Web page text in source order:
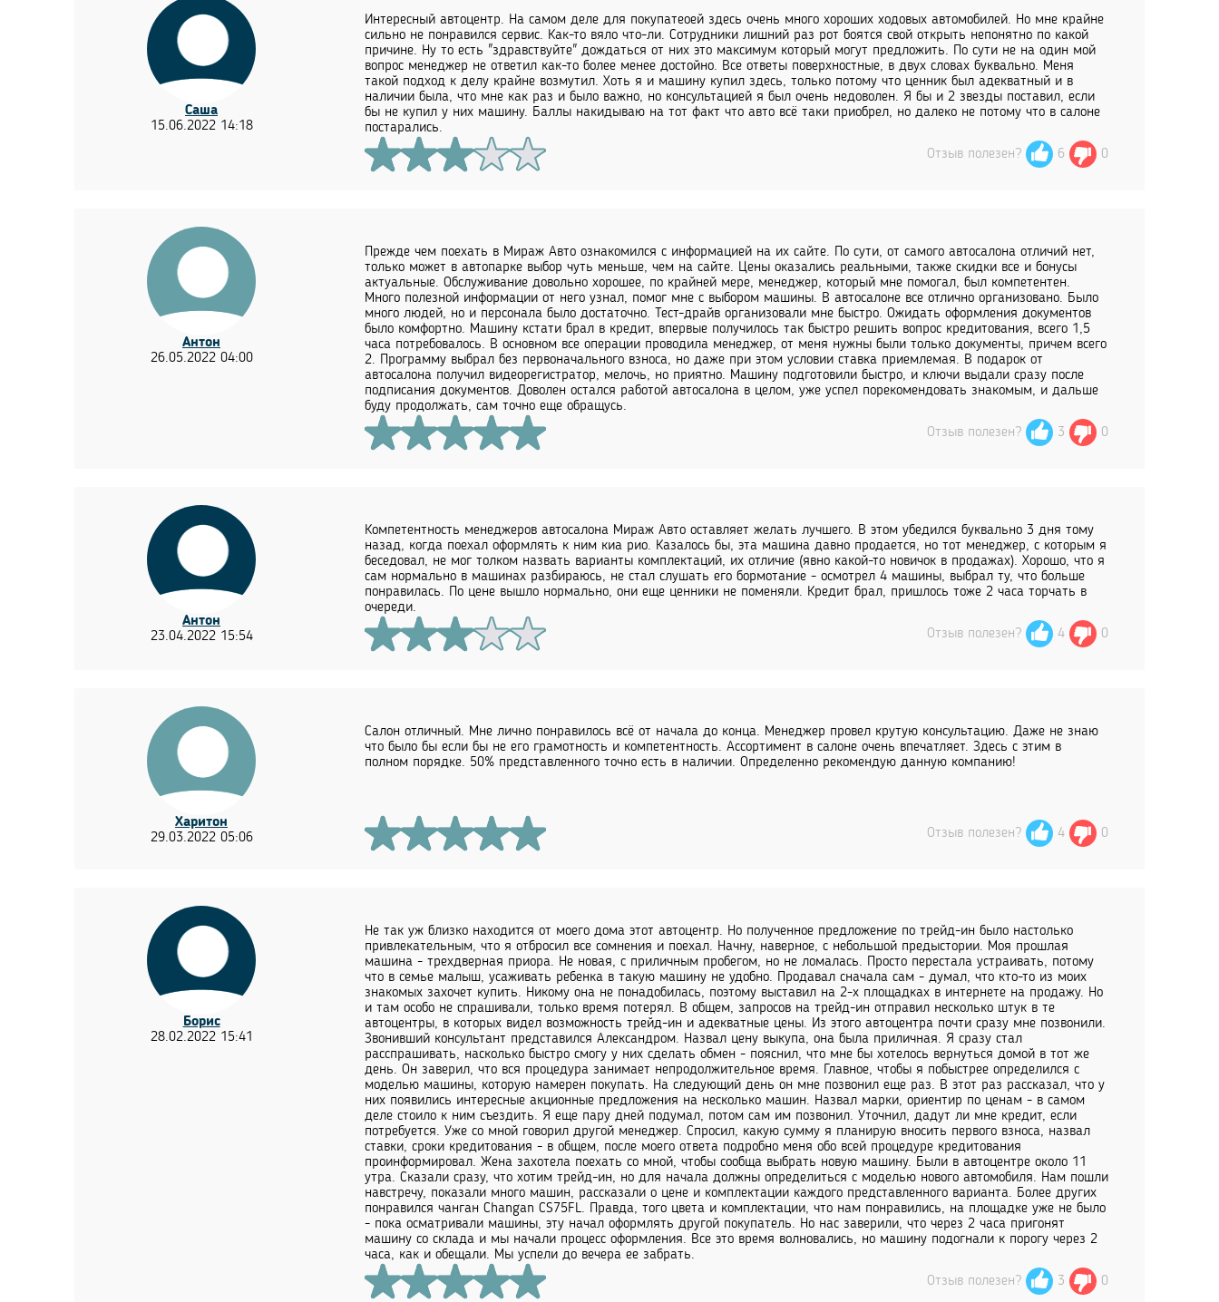
Саша
15.06.2022 14:18
Интересный автоцентр. На самом деле для покупатеоей здесь очень много хороших ходовых автомобилей. Но мне крайне
сильно не понравился сервис. Как-то вяло что-ли. Сотрудники лишний раз рот боятся свой открыть непонятно по какой
причине. Ну то есть "здравствуйте" дождаться от них это максимум который могут предложить. По сути не на один мой
вопрос менеджер не ответил как-то более менее достойно. Все ответы поверхностные, в двух словах буквально. Меня
такой подход к делу крайне возмутил. Хоть я и машину купил здесь, только потому что ценник был адекватный и в
наличии была, что мне как раз и было важно, но консультацией я был очень недоволен. Я бы и 2 звезды поставил, если
бы не купил у них машину. Баллы накидываю на тот факт что авто всё таки приобрел, но далеко не потому что в салоне
постарались.
Отзыв полезен?
6 0
Антон
26.05.2022 04:00
Прежде чем поехать в Мираж Авто ознакомился с информацией на их сайте. По сути, от самого автосалона отличий нет,
только может в автопарке выбор чуть меньше, чем на сайте. Цены оказались реальными, также скидки все и бонусы
актуальные. Обслуживание довольно хорошее, по крайней мере, менеджер, который мне помогал, был компетентен.
Много полезной информации от него узнал, помог мне с выбором машины. В автосалоне все отлично организовано. Было
много людей, но и персонала было достаточно. Тест-драйв организовали мне быстро. Ожидать оформления документов
было комфортно. Машину кстати брал в кредит, впервые получилось так быстро решить вопрос кредитования, всего 1,5
часа потребовалось. В основном все операции проводила менеджер, от меня нужны были только документы, причем всего
2. Программу выбрал без первоначального взноса, но даже при этом условии ставка приемлемая. В подарок от
автосалона получил видеорегистратор, мелочь, но приятно. Машину подготовили быстро, и ключи выдали сразу после
подписания документов. Доволен остался работой автосалона в целом, уже успел порекомендовать знакомым, и дальше
буду продолжать, сам точно еще обращусь.
Отзыв полезен?
3 0
Антон
23.04.2022 15:54
Компетентность менеджеров автосалона Мираж Авто оставляет желать лучшего. В этом убедился буквально 3 дня тому
назад, когда поехал оформлять к ним киа рио. Казалось бы, эта машина давно продается, но тот менеджер, с которым я
беседовал, не мог толком назвать варианты комплектаций, их отличие (явно какой-то новичок в продажах). Хорошо, что я
сам нормально в машинах разбираюсь, не стал слушать его бормотание - осмотрел 4 машины, выбрал ту, что больше
понравилась. По цене вышло нормально, они еще ценники не поменяли. Кредит брал, пришлось тоже 2 часа торчать в
очереди.
Отзыв полезен?
4 0
Харитон
29.03.2022 05:06
Салон отличный. Мне лично понравилось всё от начала до конца. Менеджер провел крутую консультацию. Даже не знаю
что было бы если бы не его грамотность и компетентность. Ассортимент в салоне очень впечатляет. Здесь с этим в
полном порядке. 50% представленного точно есть в наличии. Определенно рекомендую данную компанию!
Отзыв полезен? 4 0
Борис
28.02.2022 15:41
Не так уж близко находится от моего дома этот автоцентр. Но полученное предложение по трейд-ин было настолько
привлекательным, что я отбросил все сомнения и поехал. Начну, наверное, с небольшой предыстории. Моя прошлая
машина - трехдверная приора. Не новая, с приличным пробегом, но не ломалась. Просто перестала устраивать, потому
что в семье малыш, усаживать ребенка в такую машину не удобно. Продавал сначала сам - думал, что кто-то из моих
знакомых захочет купить. Никому она не понадобилась, поэтому выставил на 2-х площадках в интернете на продажу. Но
и там особо не спрашивали, только время потерял. В общем, запросов на трейд-ин отправил несколько штук в те
автоцентры, в которых видел возможность трейд-ин и адекватные цены. Из этого автоцентра почти сразу мне позвонили.
Звонивший консультант представился Александром. Назвал цену выкупа, она была приличная. Я сразу стал
расспрашивать, насколько быстро смогу у них сделать обмен - пояснил, что мне бы хотелось вернуться домой в тот же
день. Он заверил, что вся процедура занимает непродолжительное время. Главное, чтобы я побыстрее определился с
моделью машины, которую намерен покупать. На следующий день он мне позвонил еще раз. В этот раз рассказал, что у
них появились интересные акционные предложения на несколько машин. Назвал марки, ориентир по ценам - в самом
деле стоило к ним съездить. Я еще пару дней подумал, потом сам им позвонил. Уточнил, дадут ли мне кредит, если
потребуется. Уже со мной говорил другой менеджер. Спросил, какую сумму я планирую вносить первого взноса, назвал
ставки, сроки кредитования - в общем, после моего ответа подробно меня обо всей процедуре кредитования
проинформировал. Жена захотела поехать со мной, чтобы сообща выбрать новую машину. Были в автоцентре около 11
утра. Сказали сразу, что хотим трейд-ин, но для начала должны определиться с моделью нового автомобиля. Нам пошли
навстречу, показали много машин, рассказали о цене и комплектации каждого представленного варианта. Более других
понравился чанган Changan CS75FL. Правда, того цвета и комплектации, что нам понравились, на площадке уже не было
- пока осматривали машины, эту начал оформлять другой покупатель. Но нас заверили, что через 2 часа пригонят
машину со склада и мы начали процесс оформления. Все это время волновались, но машину подогнали к порогу через 2
часа, как и обещали. Мы успели до вечера ее забрать.
Отзыв полезен?
3 0